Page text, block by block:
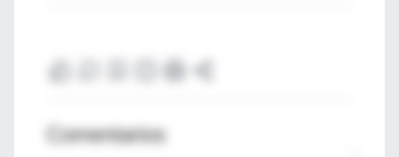
Comentarios